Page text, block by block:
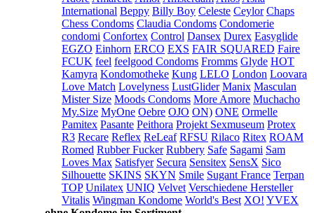
International Beppy Billy Boy Celeste Ceylor Chaps
Chess Condoms Claudia Condoms Condomerie
condomi Confortex Control Dansex Durex Easyglide
EGZO Einhorn ERCO EXS FAIR SQUARED Faire
FCUK feel feelgood Condoms Fromms Glyde HOT
Kamyra Kondomotheke Kung LELO London Loovara
Love Match Lovelyness LustGlider Manix Masculan
Mister Size Moods Condoms More Amore Muchacho
My.Size MyOne Oebre OJO ON) ONE Ormelle
Pamitex Pasante Peithora Projekt Sexmuseum Protex
R3 Recare Reflex ReLeaf RFSU Rilaco Ritex ROAM
Romed Rubber Fucker Rubbery Safe Sagami Sam
Loves Max Satisfyer Secura Sensitex SensX Sico
Silhouette SKINS SKYN Smile Sugant France Terpan
TOP Unilatex UNIQ Velvet Verschiedene Hersteller
Vitalis Wingman Kondome World's Best XO! YVEX